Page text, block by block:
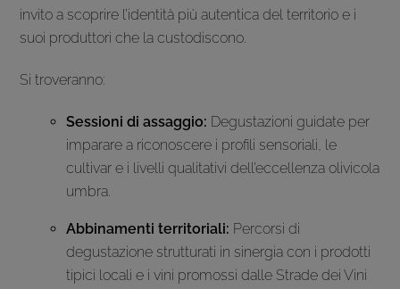
invito a scoprire l’identità più autentica del territorio e i
suoi produttori che la custodiscono.
Si troveranno:
Sessioni di assaggio: Degustazioni guidate per
imparare a riconoscere i profili sensoriali, le
cultivar e i livelli qualitativi dell’eccellenza olivicola
umbra.
Abbinamenti territoriali: Percorsi di
degustazione strutturati in sinergia con i prodotti
tipici locali e i vini promossi dalle Strade dei Vini